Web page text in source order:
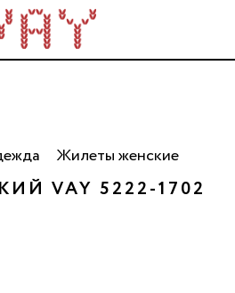
Сделано в России. Опт
000 рублей.
Жилеты женские
VAY 5222-1702